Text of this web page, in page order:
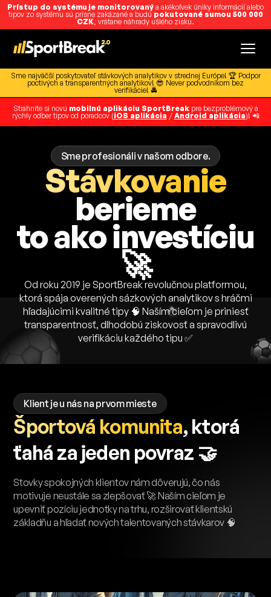
Prístup do systému je monitorovaný a akékoľvek úniky informácií alebo
tipov zo systému sú prísne zakázané a budú pokutované sumou 500 000
CZK, vrátane náhrady ušlého zisku.
Sme najväčší poskytovateľ stávkových analytikov v strednej Európe! 🏆 Podpor
poctivých a transparentných analytikov! 😎 Never podvodníkom bez
verifikácie! 🚔
Stiahnite si novú mobilnú aplikáciu SportBreakpre bezproblémový a
rýchly odber tipov od poradcov (iOS aplikácia / Android aplikácia)! 📲
Sme profesionáli v našom odbore.
Stávkovanie
berieme
to ako investíciu
🚀
Od roku 2019 je SportBreak revolučnou platformou,
ktorá spája overených sázkových analytikov s hráčmi
hľadajúcimi kvalitné tipy 🧠 Naším cieľom je priniesť
transparentnosť, dlhodobú ziskovosť a spravodlivú
verifikáciu každého tipu ✅
Klient je u nás na prvom mieste
Športová komunita, ktorá
ťahá za jeden povraz 🤝
Stovky spokojných klientov nám dôverujú, čo nás
motivuje neustále sa zlepšovať 🚀 Naším cieľom je
upevniť pozíciu jednotky na trhu, rozširovať klientskú
základňu a hľadať nových talentovaných stávkarov 🧠